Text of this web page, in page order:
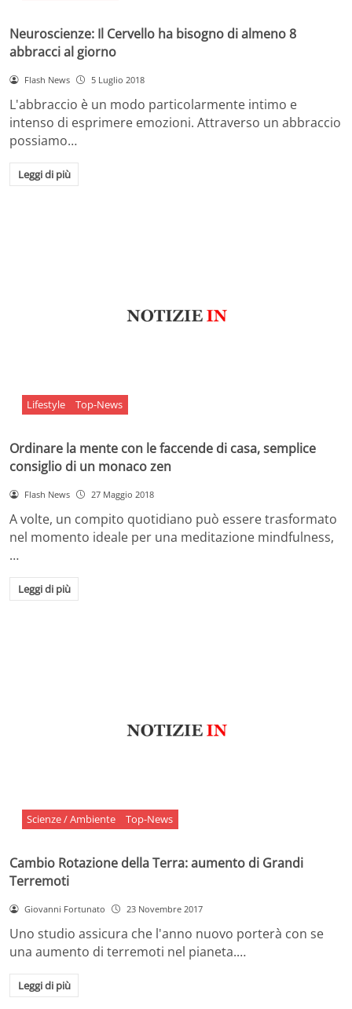
Neuroscienze: Il Cervello ha bisogno di almeno 8
abbracci al giorno
Flash News 5 Luglio 2018
L'abbraccio è un modo particolarmente intimo e
intenso di esprimere emozioni. Attraverso un abbraccio
possiamo…
Leggi di più
Lifestyle Top-News
Ordinare la mente con le faccende di casa, semplice
consiglio di un monaco zen
Flash News 27 Maggio 2018
A volte, un compito quotidiano può essere trasformato
nel momento ideale per una meditazione mindfulness,
…
Leggi di più
Scienze / Ambiente Top-News
Cambio Rotazione della Terra: aumento di Grandi
Terremoti
Giovanni Fortunato 23 Novembre 2017
Uno studio assicura che l'anno nuovo porterà con se
una aumento di terremoti nel pianeta.…
Leggi di più